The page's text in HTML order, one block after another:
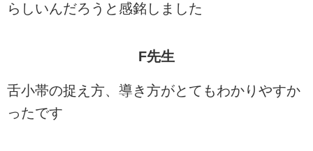
らしいんだろうと感銘しました
F先生
舌小帯の捉え方、導き方がとてもわかりやすか
ったです